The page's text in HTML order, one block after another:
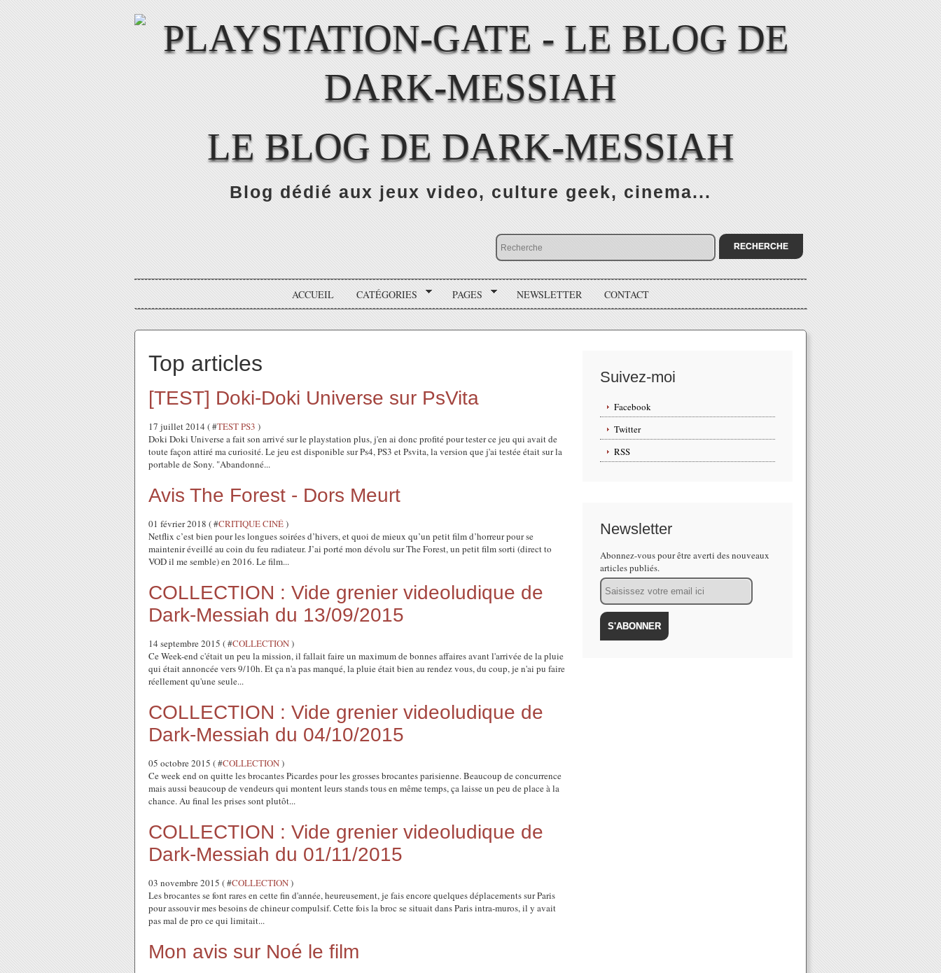
LE BLOG DE DARK-MESSIAH
Blog dédié aux jeux video, culture geek, cinema...
ACCUEIL CATÉGORIES PAGES NEWSLETTER CONTACT
Top articles
[TEST] Doki-Doki Universe sur PsVita
17 juillet 2014 ( #TEST PS3 )
Doki Doki Universe a fait son arrivé sur le playstation plus, j'en ai donc profité pour tester ce jeu qui avait de
toute façon attiré ma curiosité. Le jeu est disponible sur Ps4, PS3 et Psvita, la version que j'ai testée était sur la
portable de Sony. "Abandonné...
Avis The Forest - Dors Meurt
01 février 2018 ( #CRITIQUE CINÉ)
Netflix c’est bien pour les longues soirées d’hivers, et quoi de mieux qu’un petit film d’horreur pour se
maintenir éveillé au coin du feu radiateur. J’ai porté mon dévolu sur The Forest, un petit film sorti (direct to
VOD il me semble) en 2016. Le film...
COLLECTION : Vide grenier videoludique de
Dark-Messiah du 13/09/2015
14 septembre 2015 ( #COLLECTION)
Ce Week-end c'était un peu la mission, il fallait faire un maximum de bonnes affaires avant l'arrivée de la pluie
qui était annoncée vers 9/10h. Et ça n'a pas manqué, la pluie était bien au rendez vous, du coup, je n'ai pu faire
réellement qu'une seule...
COLLECTION : Vide grenier videoludique de
Dark-Messiah du 04/10/2015
05 octobre 2015 ( #COLLECTION)
Ce week end on quitte les brocantes Picardes pour les grosses brocantes parisienne. Beaucoup de concurrence
mais aussi beaucoup de vendeurs qui montent leurs stands tous en même temps, ça laisse un peu de place à la
chance. Au final les prises sont plutôt...
COLLECTION : Vide grenier videoludique de
Dark-Messiah du 01/11/2015
03 novembre 2015 ( #COLLECTION)
Les brocantes se font rares en cette fin d'année, heureusement, je fais encore quelques déplacements sur Paris
pour assouvir mes besoins de chineur compulsif. Cette fois la broc se situait dans Paris intra-muros, il y avait
pas mal de pro ce qui limitait...
Mon avis sur Noé le film
Suivez-moi
Facebook
Twitter
RSS
Newsletter
Abonnez-vous pour être averti des nouveaux
articles publiés.
Email